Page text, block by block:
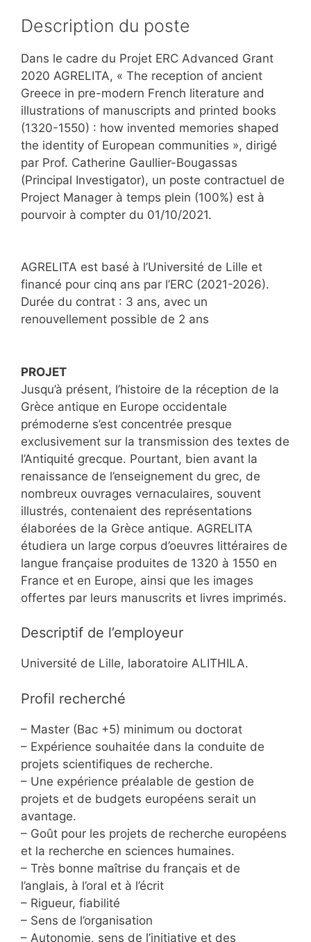
Description du poste
Dans le cadre du Projet ERC Advanced Grant
2020 AGRELITA, « The reception of ancient
Greece in pre-modern French literature and
illustrations of manuscripts and printed books
(1320-1550) : how invented memories shaped
the identity of European communities », dirigé
par Prof. Catherine Gaullier-Bougassas
(Principal Investigator), un poste contractuel de
Project Manager à temps plein (100%) est à
pourvoir à compter du 01/10/2021.
AGRELITA est basé à l’Université de Lille et
financé pour cinq ans par l’ERC (2021-2026).
Durée du contrat : 3 ans, avec un
renouvellement possible de 2 ans
PROJET
Jusqu’à présent, l’histoire de la réception de la
Grèce antique en Europe occidentale
prémoderne s’est concentrée presque
exclusivement sur la transmission des textes de
l’Antiquité grecque. Pourtant, bien avant la
renaissance de l’enseignement du grec, de
nombreux ouvrages vernaculaires, souvent
illustrés, contenaient des représentations
élaborées de la Grèce antique. AGRELITA
étudiera un large corpus d’oeuvres littéraires de
langue française produites de 1320 à 1550 en
France et en Europe, ainsi que les images
offertes par leurs manuscrits et livres imprimés.
Descriptif de l’employeur
Université de Lille, laboratoire ALITHILA.
Profil recherché
– Master (Bac +5) minimum ou doctorat
– Expérience souhaitée dans la conduite de
projets scientifiques de recherche.
– Une expérience préalable de gestion de
projets et de budgets européens serait un
avantage.
– Goût pour les projets de recherche européens
et la recherche en sciences humaines.
– Très bonne maîtrise du français et de
l’anglais, à l’oral et à l’écrit
– Rigueur, fiabilité
– Sens de l’organisation
– Autonomie, sens de l’initiative et des